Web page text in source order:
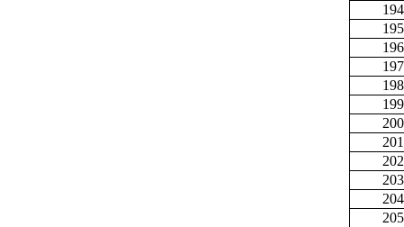
194
195
196
197
198
199
200
201
202
203
204
205